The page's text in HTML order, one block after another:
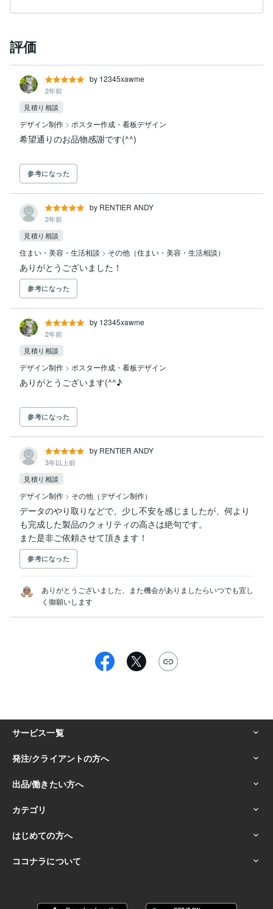
評価
by 12345xawme
2年前
見積り相談
デザイン制作 > ポスター作成・看板デザイン
参考になった
by RENTIER ANDY
2年前
見積り相談
住まい・美容・生活相談 > その他（住まい・美容・生活相談）
ありがとうございました！
参考になった
by 12345xawme
2年前
見積り相談
デザイン制作 > ポスター作成・看板デザイン
参考になった
by RENTIER ANDY
3年以上前
見積り相談
デザイン制作 > その他（デザイン制作）
データのやり取りなどで、少し不安を感じましたが、何より
も完成した製品のクォリティの高さは絶句です。
また是非ご依頼させて頂きます！
参考になった
ありがとうございました、また機会がありましたらいつでも宜し
く御願いします